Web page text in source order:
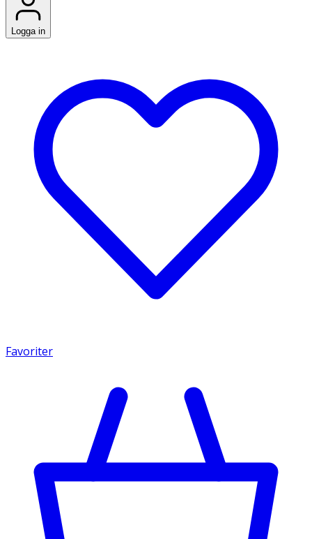
Logga in
Favoriter